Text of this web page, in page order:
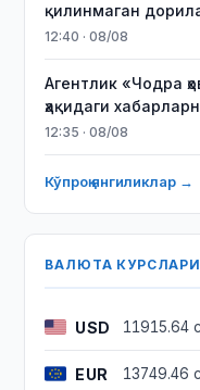
қилинмаган
12:40 · 08/08
Агентлик «Чодра
ҳақидаги
12:35 · 08/08
Кўпроқ янгиликлар →
ВАЛЮТА
USD 11915.64
EUR 13749.46